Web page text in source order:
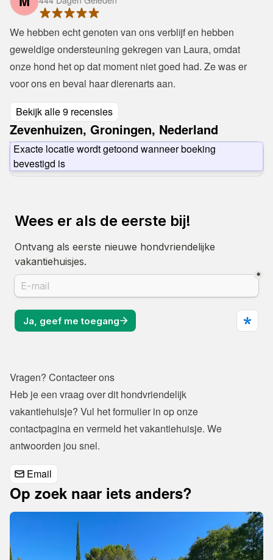
We hebben echt genoten van ons verblijf en hebben
geweldige ondersteuning gekregen van Laura, omdat
onze hond het op dat moment niet goed had. Ze was er
voor ons en beval haar dierenarts aan.
Bekijk alle 9 recensies
Zevenhuizen, Groningen, Nederland
Exacte locatie wordt getoond wanneer boeking
bevestigd is
Vragen? Contacteer ons
Heb je een vraag over dit hondvriendelijk
contactpagina en vermeld het vakantiehuisje. We
antwoorden jou snel.
Email
Op zoek naar iets anders?